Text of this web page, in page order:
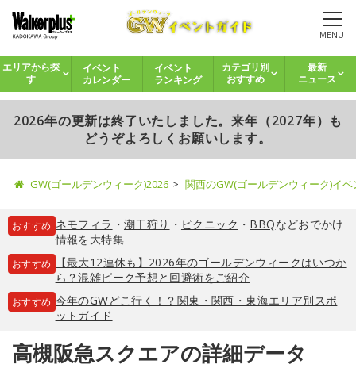
MENU
エリアから探
す
イベント
カレンダー
イベント
ランキング
カテゴリ別
おすすめ
最新
ニュース
2026年の更新は終了いたしました。来年（2027年）も
どうぞよろしくお願いします。
GW(ゴールデンウィーク)2026 関西のGW(ゴールデンウィーク)イ
おすすめ ネモフィラ ・ 潮干狩り ・ ピクニック ・ BBQなどおでかけ
情報を大特集
おすすめ
【最大12連休も】2026年のゴールデンウィークはいつか
ら？混雑ピーク予想と回避術をご紹介
おすすめ 今年のGWどこ行く！？関東・関西・東海エリア別スポ
ットガイド
高槻阪急スクエアの詳細データ